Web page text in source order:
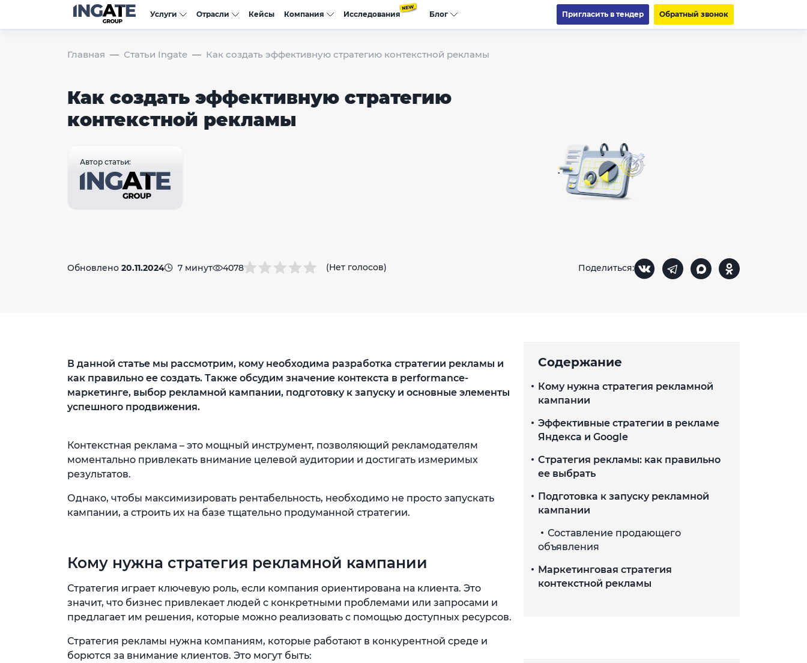
Услуги Отрасли Кейсы Компания Исследования Блог Пригласить в тендер Обратный звонок
Главная Статьи Ingate Как создать эффективную стратегию контекстной рекламы
Как создать эффективную стратегию
контекстной рекламы
Автор статьи:
Обновлено 20.11.2024 7 минут 4078 (Нет голосов) Поделиться:
В данной статье мы рассмотрим, кому необходима разработка стратегии рекламы и
как правильно ее создать. Также обсудим значение контекста в performance-
маркетинге, выбор рекламной кампании, подготовку к запуску и основные элементы
успешного продвижения.
Контекстная реклама – это мощный инструмент, позволяющий рекламодателям
моментально привлекать внимание целевой аудитории и достигать измеримых
результатов.
Однако, чтобы максимизировать рентабельность, необходимо не просто запускать
кампании, а строить их на базе тщательно продуманной стратегии.
Кому нужна стратегия рекламной кампании
Стратегия играет ключевую роль, если компания ориентирована на клиента. Это
значит, что бизнес привлекает людей с конкретными проблемами или запросами и
предлагает им решения, которые можно реализовать с помощью доступных ресурсов.
Стратегия рекламы нужна компаниям, которые работают в конкурентной среде и
борются за внимание клиентов. Это могут быть:
Содержание
Кому нужна стратегия рекламной
кампании
Эффективные стратегии в рекламе
Яндекса и Google
Стратегия рекламы: как правильно
ее выбрать
Подготовка к запуску рекламной
кампании
Составление продающего
объявления
Маркетинговая стратегия
контекстной рекламы